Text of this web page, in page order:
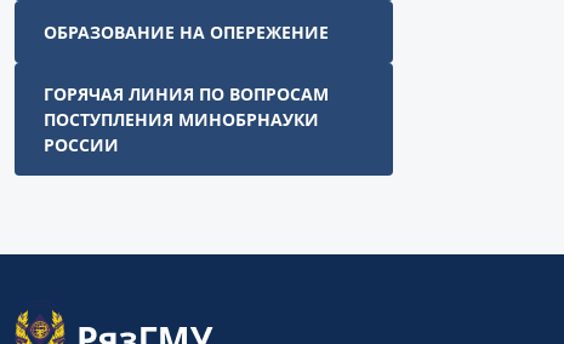
ОБРАЗОВАНИЕ НА ОПЕРЕЖЕНИЕ
ГОРЯЧАЯ ЛИНИЯ ПО ВОПРОСАМ
ПОСТУПЛЕНИЯ МИНОБРНАУКИ
РОССИИ